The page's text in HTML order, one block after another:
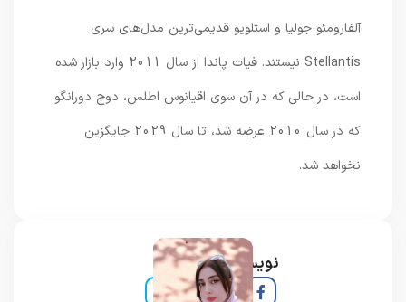
آلفارومئو جولیا و استلویو قدیمی‌ترین مدل‌های سری
Stellantis نیستند. فیات پاندا از سال 2011 وارد بازار شده
است، در حالی که در آن سوی اقیانوس اطلس، دوج دورانگو
که در سال 2010 عرضه شد، تا سال 2029 جایگزین
نخواهد شد.
نویسنده و خبرنگار